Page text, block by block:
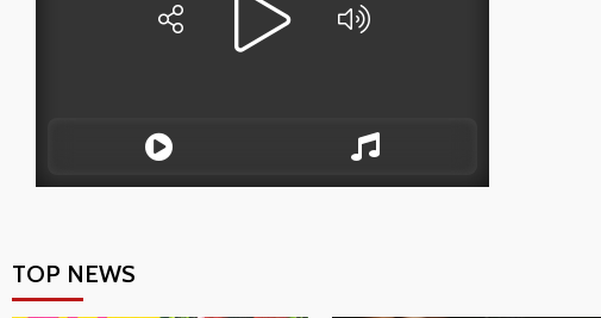
TOP NEWS